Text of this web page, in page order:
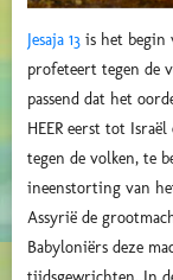
Jesaja 13 is het begin
profeteert tegen de
passend dat het
HEER eerst tot
tegen de volken, te
ineenstorting van
Assyrië de
Babyloniërs deze